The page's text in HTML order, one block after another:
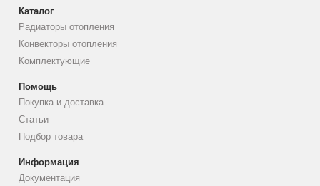
Каталог
Радиаторы отопления
Конвекторы отопления
Комплектующие
Помощь
Покупка и доставка
Статьи
Подбор товара
Информация
Документация